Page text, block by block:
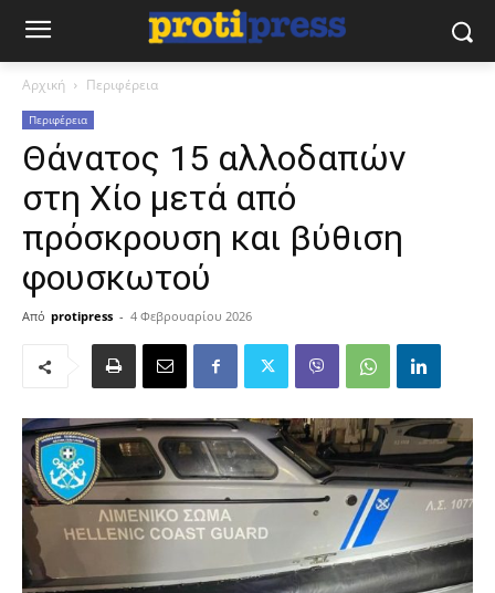
Αρχική Περιφέρεια
Περιφέρεια
Θάνατος 15 αλλοδαπών
στη Χίο μετά από
πρόσκρουση και βύθιση
φουσκωτού
Από protipress - 4 Φεβρουαρίου 2026